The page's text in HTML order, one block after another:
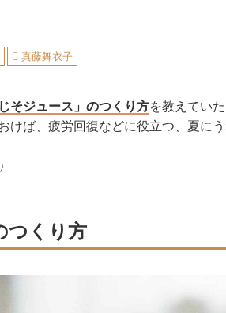
真藤舞衣子
じそジュース」のつくり方を教えてい
けば、疲労回復などに役立つ、夏に
つくり方